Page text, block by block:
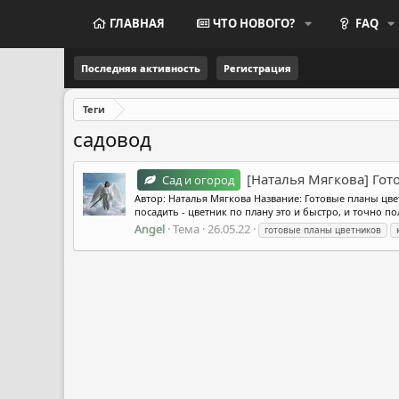
ГЛАВНАЯ ЧТО НОВОГО? FAQ
Последняя активность Регистрация
Теги
садовод
Сад и огород [Наталья Мягкова]
Автор: Наталья Мягкова Название: Готовые планы
посадить - цветник по плану это и быстро, и точно
Angel Тема 26.05.22 готовые планы цветников